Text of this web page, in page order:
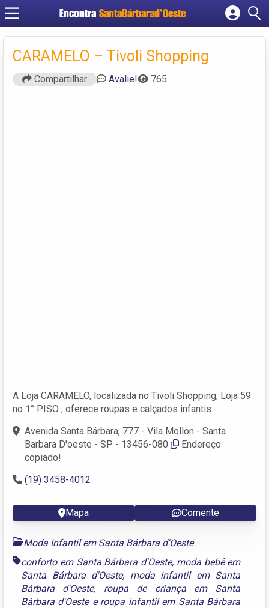
Encontra SantaBárbarad'Oeste
Cadastrar empresa
Criar conta
CARAMELO – Tivoli Shopping
Compartilhar Avalie! 765
A Loja CARAMELO, localizada no Tivoli Shopping, Loja 59
no 1° PISO , oferece roupas e calçados infantis.
Avenida Santa Bárbara, 777 - Vila Mollon - Santa
Barbara D'oeste - SP - 13456-080
Endereço
copiado!
(19) 3458-4012
Mapa Comente
Moda Infantil em Santa Bárbara d'Oeste
conforto em Santa Bárbara d'Oeste, moda bebê em
Santa Bárbara d'Oeste, moda infantil em Santa
Bárbara d'Oeste, roupa de criança em Santa
Bárbara d'Oestee roupa infantil em Santa Bárbara